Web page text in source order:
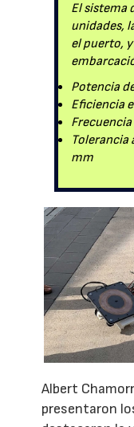
El sistema
unidades,
el puerto,
Potencia
Eficiencia
Tolerancia
mm
Albert
presentaron